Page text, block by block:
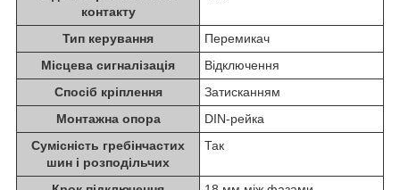
контакту
Тип керування
Перемикач
Місцева сигналізація
Відключення
Спосіб кріплення
Затисканням
Монтажна опора
DIN-рейка
Сумісність гребінчастих
шин і розподільчих
Так